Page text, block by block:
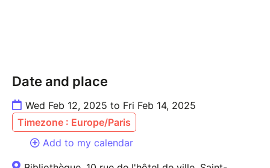
Date and place
Wed Feb 12, 2025 to Fri Feb 14, 2025
Timezone : Europe/Paris
Add to my calendar